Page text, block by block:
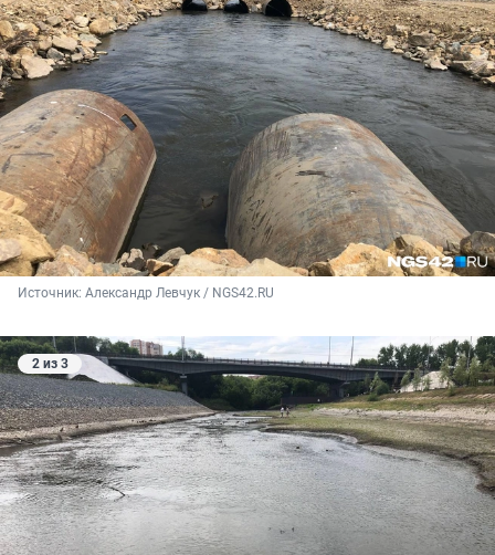
Источник: Александр Левчук / NGS42.RU
2 из 3